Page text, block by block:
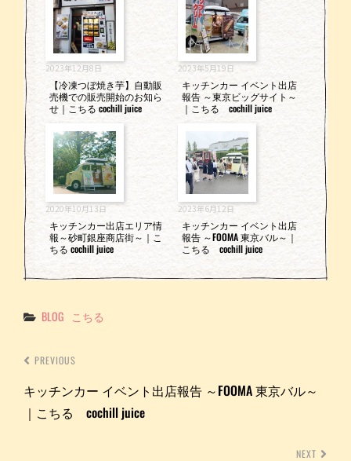
2023年12月8日
【冷凍つぼ焼き芋】自動販
売機での販売開始のお知ら
せ｜こちる cochill juice
2023年5月19日
キッチンカー イベント出店
報告 ～東京ビッグサイト～
｜こちる cochill juice
2020年10月13日
キッチンカー出店エリア情
報～砂町銀座商店街～｜こ
ちる cochill juice
2023年6月12日
キッチンカー イベント出店
報告 ～FOOMA 東京バル～｜
こちる cochill juice
Categories
BLOG こちる
PREVIOUS
キッチンカー イベント出店報告 ～FOOMA 東京バル～
｜こちる cochill juice
NEXT